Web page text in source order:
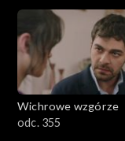
Wichrowe wzgórze
odc. 355